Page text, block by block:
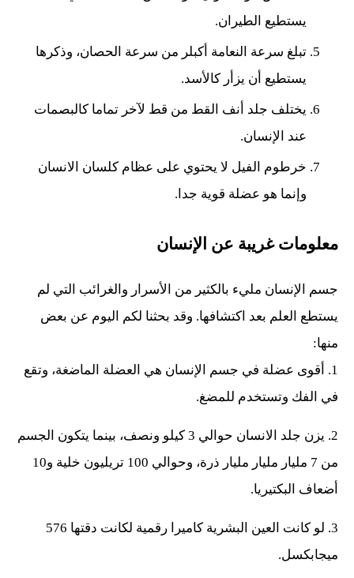
يستطيع الطيران.
تبلغ سرعة النعامة أكبلر من سرعة الحصان، وذكرها
يستطيع أن يزأر كالأسد.
يختلف جلد أنف القط من قط لآخر تماما كالبصمات
عند الإنسان.
خرطوم الفيل لا يحتوي على عظام كلسان الانسان
وإنما هو عضلة قوية جدا.
معلومات غريبة عن الإنسان
جسم الإنسان مليء بالكثير من الأسرار والغرائب التي لم
يستطع العلم بعد اكتشافها. وقد بحثنا لكم اليوم عن بعض
منها:
1. أقوى عضلة في جسم الإنسان هي العضلة الماضغة، وتقع
في الفك وتستخدم للمضغ.
2. يزن جلد الانسان حوالي 3 كيلو ونصف، بينما يتكون الجسم
من 7 مليار مليار مليار ذرة، وحوالي 100 تريليون خلية و10
أضعاف البكتيريا.
3. لو كانت العين البشرية كاميرا رقمية لكانت دقتها 576
ميجابكسل.